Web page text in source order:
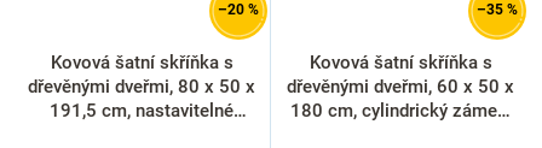
–20 %
Kovová šatní skříňka s
dřevěnými dveřmi, 80 x 50 x
191,5 cm, nastavitelné
–35 %
Kovová šatní skříňka s
dřevěnými dveřmi, 60 x 50 x
180 cm, cylindrický zámek,